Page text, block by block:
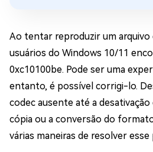
Ao tentar reproduzir um arquivo
usuários do Windows 10/11
0xc10100be. Pode ser uma
entanto, é possível corrigi-lo.
codec ausente até a
cópia ou a conversão do
várias maneiras de resolver esse